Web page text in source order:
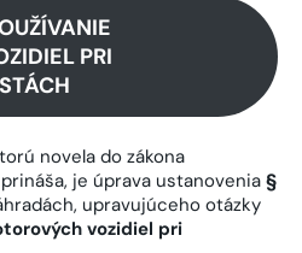
PRI
novela do zákona
je úprava ustanovenia§
upravujúceho otázky
vozidiel pri